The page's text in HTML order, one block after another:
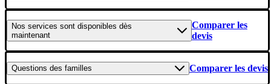
Nos services sont disponibles dès
maintenant
Comparer les
devis
Questions des familles Comparer les devis